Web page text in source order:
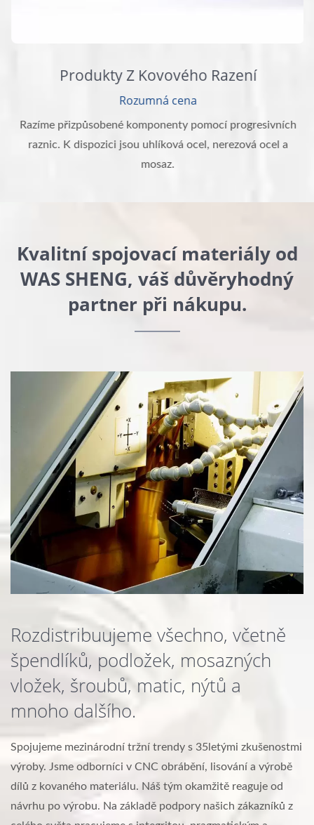
Produkty Z Kovového Razení
Rozumná cena
Razíme přizpůsobené komponenty pomocí progresivních
raznic. K dispozici jsou uhlíková ocel, nerezová ocel a
mosaz.
Kvalitní spojovací materiály od
WAS SHENG, váš důvěryhodný
partner při nákupu.
Rozdistribuujeme všechno, včetně
špendlíků, podložek, mosazných
vložek, šroubů, matic, nýtů a
mnoho dalšího.
Spojujeme mezinárodní tržní trendy s 35letými zkušenostmi
výroby. Jsme odborníci v CNC obrábění, lisování a výrobě
dílů z kovaného materiálu. Náš tým okamžitě reaguje od
návrhu po výrobu. Na základě podpory našich zákazníků z